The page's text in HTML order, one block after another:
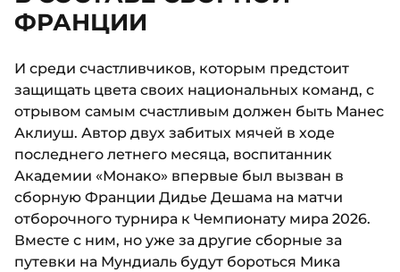
ФРАНЦИИ
И среди счастливчиков, которым предстоит
защищать цвета своих национальных команд, с
отрывом самым счастливым должен быть Манес
Аклиуш. Автор двух забитых мячей в ходе
последнего летнего месяца, воспитанник
Академии «Монако» впервые был вызван в
сборную Франции Дидье Дешама на матчи
отборочного турнира к Чемпионату мира 2026.
Вместе с ним, но уже за другие сборные за
путевки на Мундиаль будут бороться Мика